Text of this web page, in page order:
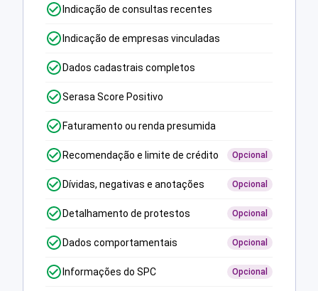
Indicação de consultas recentes
Indicação de empresas vinculadas
Dados cadastrais completos
Serasa Score Positivo
Faturamento ou renda presumida
Recomendação e limite de crédito Opcional
Dívidas, negativas e anotações Opcional
Detalhamento de protestos Opcional
Dados comportamentais Opcional
Informações do SPC Opcional